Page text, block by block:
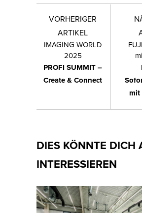
VORHERIGER
ARTIKEL
IMAGING WORLD
2025
PROFI SUMMIT –
Create & Connect
mit
DIES KÖNNTE DICH
INTERESSIEREN